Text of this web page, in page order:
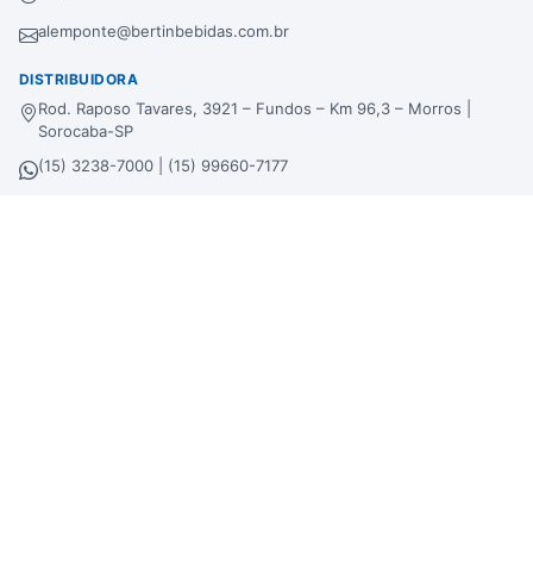
alemponte@bertinbebidas.com.br
DISTRIBUIDORA
Rod. Raposo Tavares, 3921 – Fundos – Km 96,3 – Morros |
Sorocaba-SP
(15) 3238-7000 | (15) 99660-7177